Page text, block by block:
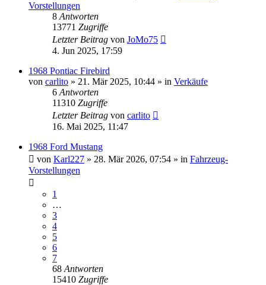
Vorstellungen
8 Antworten
13771 Zugriffe
Letzter Beitrag von JoMo75
4. Jun 2025, 17:59
1968 Pontiac Firebird
von carlito » 21. Mär 2025, 10:44 » in Verkäufe
6 Antworten
11310 Zugriffe
Letzter Beitrag von carlito
16. Mai 2025, 11:47
1968 Ford Mustang
von Karl227 » 28. Mär 2026, 07:54 » in Fahrzeug-
Vorstellungen
1
…
3
4
5
6
7
68 Antworten
15410 Zugriffe